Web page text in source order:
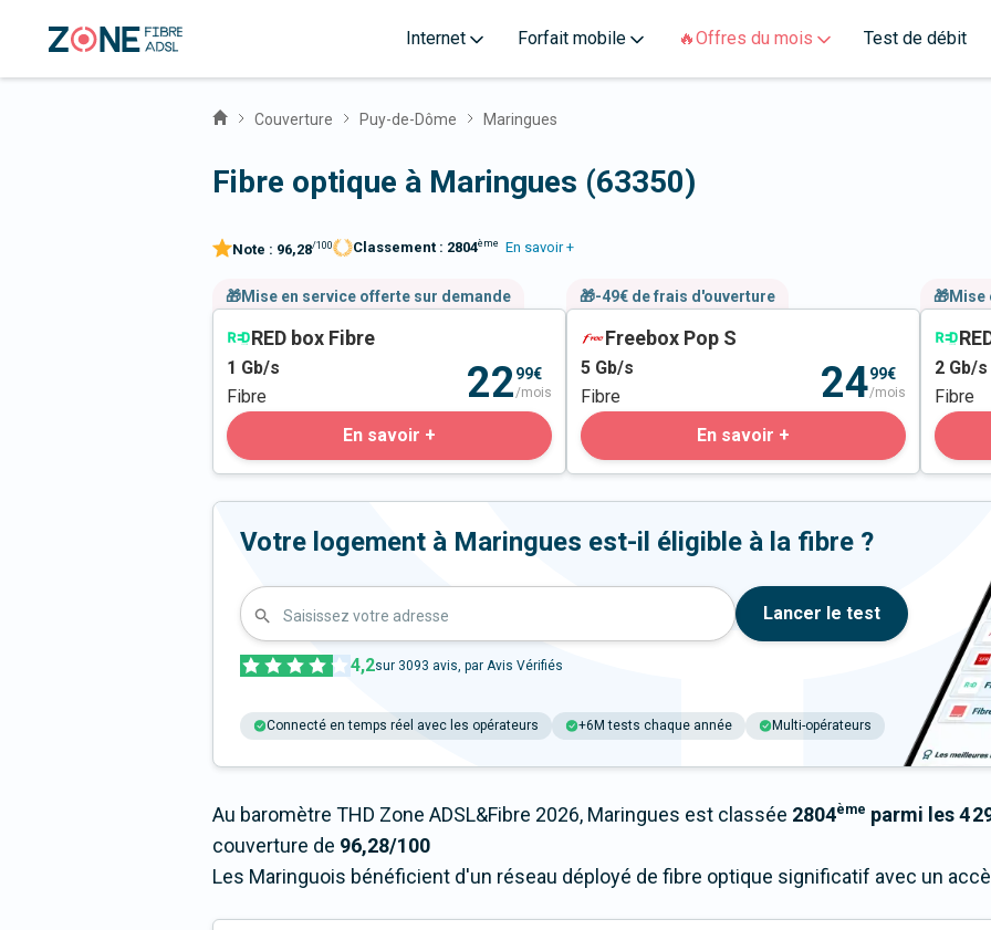
Internet Forfait mobile 🔥Offres du mois Test de débit
Couverture Puy-de-Dôme Maringues
Fibre optique à Maringues (63350)
Note : 96,28/100 Classement : 2804ème En savoir +
🎁Mise en service offerte sur demande
RED box Fibre
1 Gb/s
Fibre
2299€
/mois
En savoir +
🎁-49€ de frais d'ouverture
Freebox Pop S
5 Gb/s
Fibre
2499€
/mois
En savoir +
🎁Mise
2 Gb/s
Fibre
Votre logement à Maringues est-il éligible à la fibre ?
Saisissez votre adresse Lancer le test
4,2sur 3093 avis, par Avis Vérifiés
Connecté en temps réel avec les opérateurs +6M tests chaque année Multi-opérateurs
Au baromètre THD Zone ADSL&Fibre 2026, Maringues est classée 2804ème parmi les 4
couverture de 96,28/100
Les Maringuois bénéficient d'un réseau déployé de fibre optique significatif avec un